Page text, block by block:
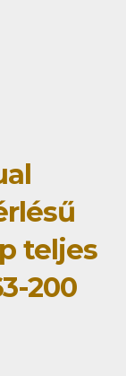
teljes
200